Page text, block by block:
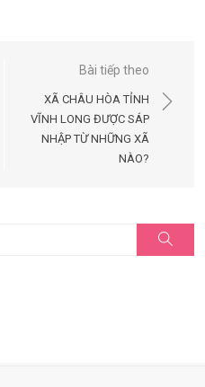
Bài tiếp theo
XÃ CHÂU HÒA TỈNH
VĨNH LONG ĐƯỢC SÁP
NHẬP TỪ NHỮNG XÃ
NÀO?
kiếm